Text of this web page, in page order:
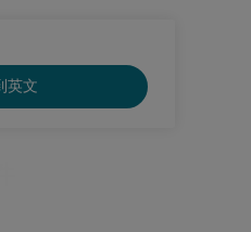
英文